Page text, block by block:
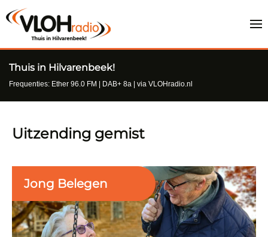
Thuis in Hilvarenbeek!
Frequenties: Ether 96.0 FM | DAB+ 8a | via VLOHradio.nl
Uitzending gemist
Jong Belegen